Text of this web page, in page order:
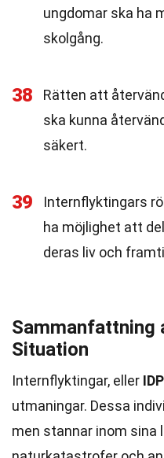
ungdomar ska ha
skolgång.
38
Rätten att
ska kunna
säkert.
39
Internflyktingars
ha möjlighet att
deras liv och
Sammanfattning
Situation
Internflyktingar, eller
utmaningar. Dessa
men stannar inom sina